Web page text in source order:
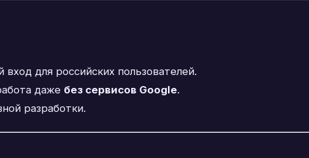
для российских пользователей.
даже без сервисов Google.
разработки.